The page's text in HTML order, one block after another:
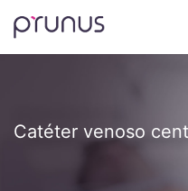
Catéter venoso